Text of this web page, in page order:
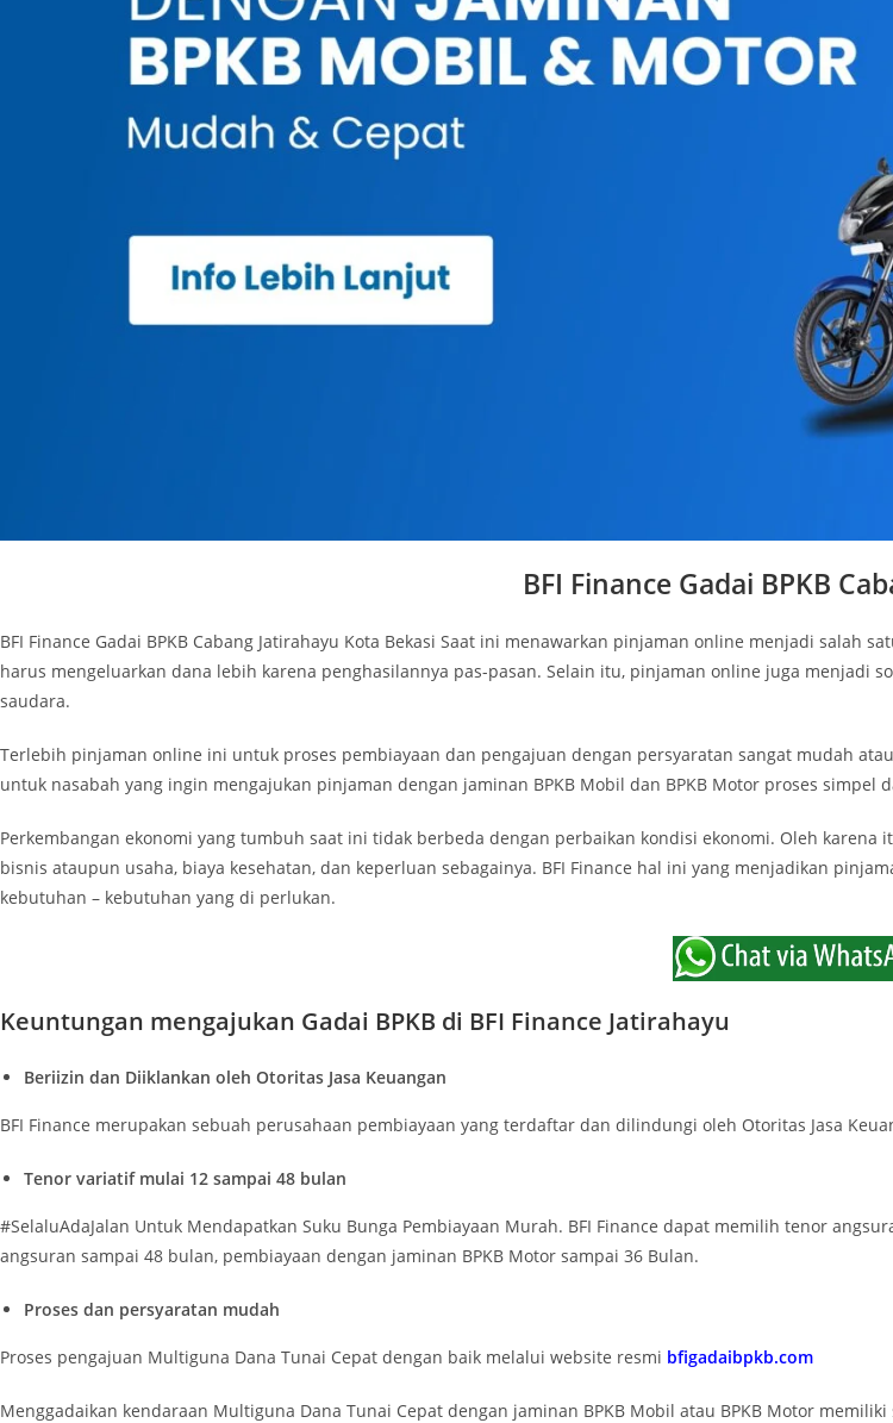
BFI Finance Gadai BPKB
BFI Finance Gadai BPKB Cabang Jatirahayu Kota Bekasi Saat ini menawarkan pinjaman online menjadi
harus mengeluarkan dana lebih karena penghasilannya pas-pasan. Selain itu, pinjaman online juga menjadi
saudara.
Terlebih pinjaman online ini untuk proses pembiayaan dan pengajuan dengan persyaratan sangat mudah
untuk nasabah yang ingin mengajukan pinjaman dengan jaminan BPKB Mobil dan BPKB Motor proses simpel
Perkembangan ekonomi yang tumbuh saat ini tidak berbeda dengan perbaikan kondisi ekonomi. Oleh
bisnis ataupun usaha, biaya kesehatan, dan keperluan sebagainya. BFI Finance hal ini yang menjadikan
kebutuhan – kebutuhan yang di perlukan.
Keuntungan mengajukan Gadai BPKB di BFI Finance Jatirahayu
Beriizin dan Diiklankan oleh Otoritas Jasa Keuangan
BFI Finance merupakan sebuah perusahaan pembiayaan yang terdaftar dan dilindungi oleh Otoritas Jasa
Tenor variatif mulai 12 sampai 48 bulan
#SelaluAdaJalan Untuk Mendapatkan Suku Bunga Pembiayaan Murah. BFI Finance dapat memilih tenor
angsuran sampai 48 bulan, pembiayaan dengan jaminan BPKB Motor sampai 36 Bulan.
Proses dan persyaratan mudah
Proses pengajuan Multiguna Dana Tunai Cepat dengan baik melalui website resmi bfigadaibpkb.com
Menggadaikan kendaraan Multiguna Dana Tunai Cepat dengan jaminan BPKB Mobil atau BPKB Motor